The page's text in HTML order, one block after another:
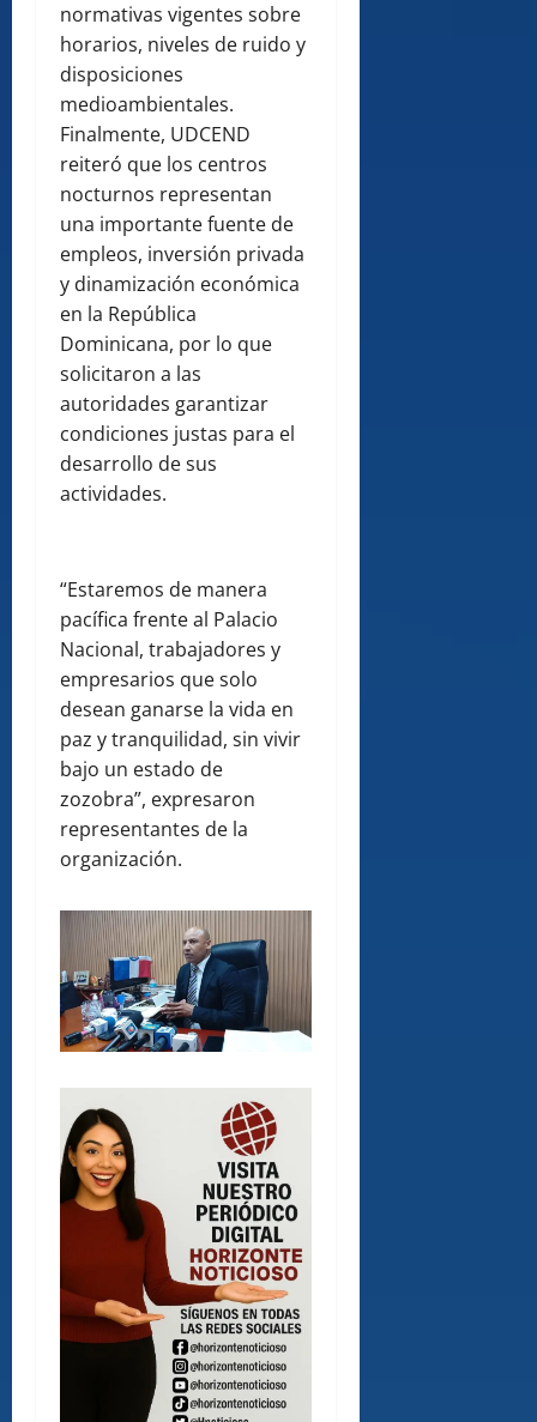
normativas vigentes sobre
horarios, niveles de ruido y
disposiciones
medioambientales.
Finalmente, UDCEND
reiteró que los centros
nocturnos representan
una importante fuente de
empleos, inversión privada
y dinamización económica
en la República
Dominicana, por lo que
solicitaron a las
autoridades garantizar
condiciones justas para el
desarrollo de sus
actividades.
“Estaremos de manera
pacífica frente al Palacio
Nacional, trabajadores y
empresarios que solo
desean ganarse la vida en
paz y tranquilidad, sin vivir
bajo un estado de
zozobra”, expresaron
representantes de la
organización.